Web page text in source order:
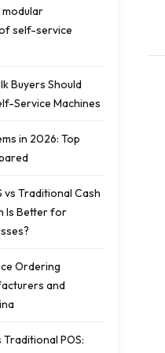
self-service
Buyers Should
Service Machines
in 2026: Top
vs Traditional Cash
Is Better for
Ordering
and
Traditional POS: